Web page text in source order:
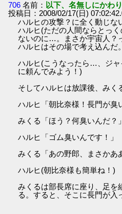
706 名前： 以下、名無しにかわ
投稿日：2008/02/17(日)
ハルヒの攻撃？に全く動じな
ハルヒ(ただの人間ならとっ
ないのに…。まさか宇宙人？
ハルヒはその場で考え込んだ。
ハルヒ(こうなったら…、ジ
に頼んでみよう！)
そしてハルヒは放課後、みく
ハルヒ「朝比奈様！長門が臭
みくる「ほう？何臭いんだ？」
ハルヒ「ゴム臭いんです！」
みくる「あの野郎、まさかあ
ハルヒ(朝比奈様も簡単ね！)
みくるは部長席に座り、足を
る。すると、そこに長門が入